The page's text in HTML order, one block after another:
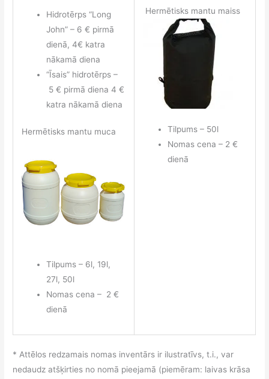
Hidrotērps “Long
John” – 6 € pirmā
dienā, 4€ katra
nākamā diena
“Īsais” hidrotērps –
5 € pirmā diena 4 €
katra nākamā diena
Hermētisks mantu muca
Tilpums – 6l, 19l,
27l, 50l
Nomas cena – 2 €
dienā
Hermētisks mantu maiss
Tilpums – 50l
Nomas cena – 2 €
dienā
* Attēlos redzamais nomas inventārs ir ilustratīvs, t.i., var
nedaudz atšķirties no nomā pieejamā (piemēram: laivas krāsa